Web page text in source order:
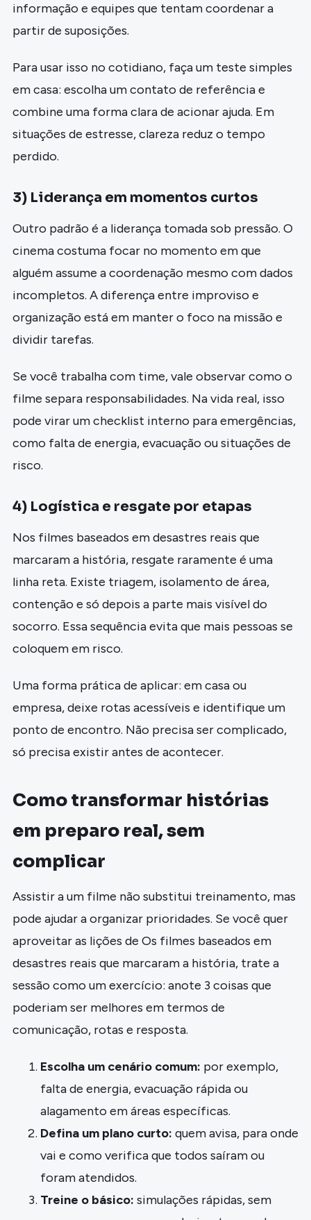
informação e equipes que tentam coordenar a
partir de suposições.
Para usar isso no cotidiano, faça um teste simples
em casa: escolha um contato de referência e
combine uma forma clara de acionar ajuda. Em
situações de estresse, clareza reduz o tempo
perdido.
3) Liderança em momentos curtos
Outro padrão é a liderança tomada sob pressão. O
cinema costuma focar no momento em que
alguém assume a coordenação mesmo com dados
incompletos. A diferença entre improviso e
organização está em manter o foco na missão e
dividir tarefas.
Se você trabalha com time, vale observar como o
filme separa responsabilidades. Na vida real, isso
pode virar um checklist interno para emergências,
como falta de energia, evacuação ou situações de
risco.
4) Logística e resgate por etapas
Nos filmes baseados em desastres reais que
marcaram a história, resgate raramente é uma
linha reta. Existe triagem, isolamento de área,
contenção e só depois a parte mais visível do
socorro. Essa sequência evita que mais pessoas se
coloquem em risco.
Uma forma prática de aplicar: em casa ou
empresa, deixe rotas acessíveis e identifique um
ponto de encontro. Não precisa ser complicado,
só precisa existir antes de acontecer.
Como transformar histórias
em preparo real, sem
complicar
Assistir a um filme não substitui treinamento, mas
pode ajudar a organizar prioridades. Se você quer
aproveitar as lições de Os filmes baseados em
desastres reais que marcaram a história, trate a
sessão como um exercício: anote 3 coisas que
poderiam ser melhores em termos de
comunicação, rotas e resposta.
Escolha um cenário comum: por exemplo,
falta de energia, evacuação rápida ou
alagamento em áreas específicas.
Defina um plano curto: quem avisa, para onde
vai e como verifica que todos saíram ou
foram atendidos.
Treine o básico: simulações rápidas, sem